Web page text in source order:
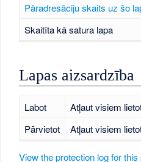
Pāradresāciju skaits uz šo
Skaitīta kā satura lapa
Lapas aizsardzība
Labot
Atļaut visiem
Pārvietot
Atļaut visiem
View the protection log for this